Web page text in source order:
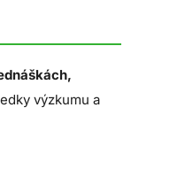
výzkumu a